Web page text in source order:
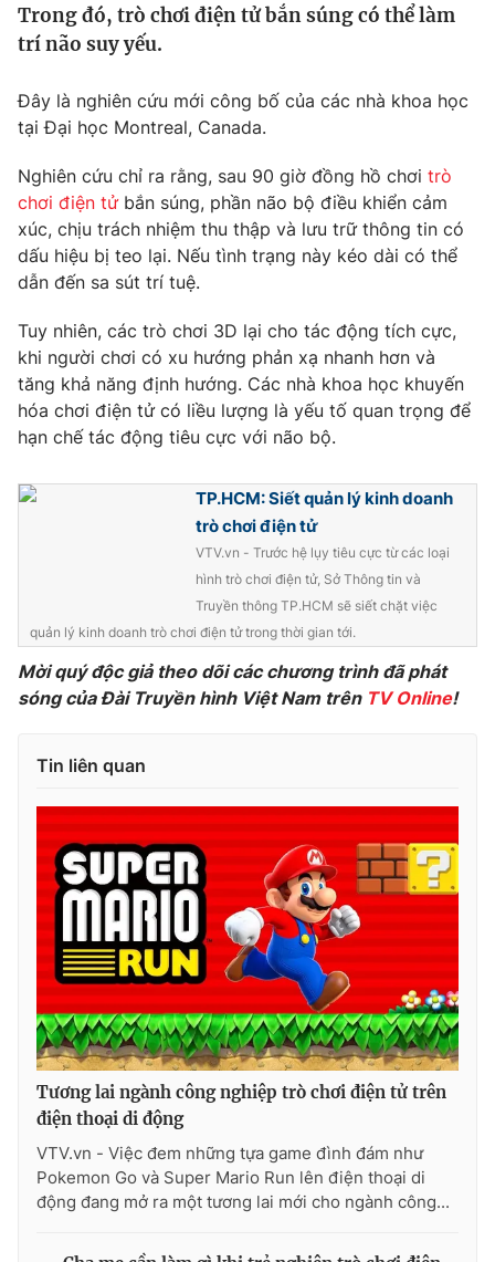
Thế giới
Thế giới đó đây
Câu chuyện quốc tế
Kinh tế
Thị trường
Góc doanh nghiệp
Dữ liệu và đời sống
Truyền hình
Phim VTV
Hậu trường
Nhân vật
Khán giả
Giải sao mai
Giải trí
Điện ảnh
Âm nhạc
Sao
Đời sống
Du lịch
Làm đẹp
Chất lượng cuộc sống
Giáo dục
Công nghệ
Hitech Công nghệ tương lai
Thị trường
Tư vấn
Giao lưu trực tuyến
Chuyên mục khác
Photo Infographic
Video Shorts video
VTV Money VTV Thể thao
VTV Sức khoẻ Bất động sản
Thị trường 24h Tấm lòng Việt
VTV4
VTV9 VTV8
Liên hệ tòa soạn English
Trong đó, trò chơi điện tử bắn súng có thể làm
trí não suy yếu.
Đây là nghiên cứu mới công bố của các nhà khoa học
tại Đại học Montreal, Canada.
Nghiên cứu chỉ ra rằng, sau 90 giờ đồng hồ chơi trò
chơi điện tửbắn súng, phần não bộ điều khiển cảm
xúc, chịu trách nhiệm thu thập và lưu trữ thông tin có
dấu hiệu bị teo lại. Nếu tình trạng này kéo dài có thể
dẫn đến sa sút trí tuệ.
Tuy nhiên, các trò chơi 3D lại cho tác động tích cực,
khi người chơi có xu hướng phản xạ nhanh hơn và
tăng khả năng định hướng. Các nhà khoa học khuyến
hóa chơi điện tử có liều lượng là yếu tố quan trọng để
hạn chế tác động tiêu cực với não bộ.
TP.HCM: Siết quản lý kinh doanh
trò chơi điện tử
VTV.vn - Trước hệ lụy tiêu cực từ các loại
hình trò chơi điện tử, Sở Thông tin và
Truyền thông TP.HCM sẽ siết chặt việc
quản lý kinh doanh trò chơi điện tử trong thời gian tới.
Mời quý độc giả theo dõi các chương trình đã phát
sóng của Đài Truyền hình Việt Nam trên TV Online!
Tin liên quan
Tương lai ngành công nghiệp trò chơi điện tử trên
điện thoại di động
VTV.vn - Việc đem những tựa game đình đám như
Pokemon Go và Super Mario Run lên điện thoại di
động đang mở ra một tương lai mới cho ngành công...